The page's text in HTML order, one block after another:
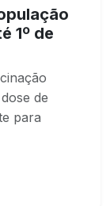
1º de
de
para